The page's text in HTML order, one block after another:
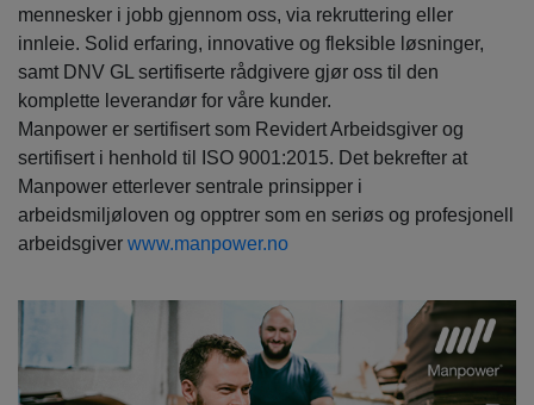
mennesker i jobb gjennom oss, via rekruttering eller
innleie. Solid erfaring, innovative og fleksible løsninger,
samt DNV GL sertifiserte rådgivere gjør oss til den
komplette leverandør for våre kunder.
Manpower er sertifisert som Revidert Arbeidsgiver og
sertifisert i henhold til ISO 9001:2015. Det bekrefter at
Manpower etterlever sentrale prinsipper i
arbeidsmiljøloven og opptrer som en seriøs og profesjonell
arbeidsgiver www.manpower.no